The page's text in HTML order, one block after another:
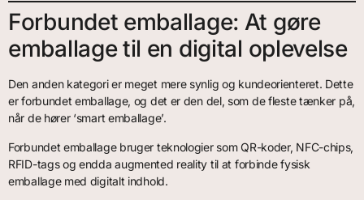
Forbundet emballage: At gøre
emballage til en digital oplevelse
Den anden kategori er meget mere synlig og kundeorienteret. Dette
er forbundet emballage, og det er den del, som de fleste tænker på,
når de hører ‘smart emballage’.
Forbundet emballage bruger teknologier som QR-koder, NFC-chips,
RFID-tags og endda augmented reality til at forbinde fysisk
emballage med digitalt indhold.